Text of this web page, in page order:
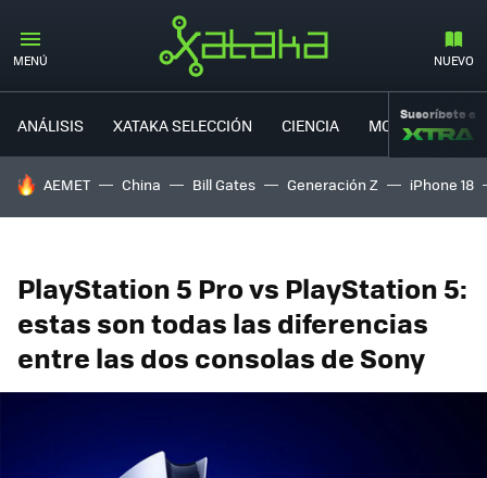
MENÚ NUEVO
ANÁLISIS XATAKA SELECCIÓN CIENCIA MOVILIDAD
Suscríbete a
HOY SE HABLA DE
AEMET China Bill Gates Generación Z iPhone 18
PlayStation 5 Pro vs PlayStation 5:
estas son todas las diferencias
entre las dos consolas de Sony